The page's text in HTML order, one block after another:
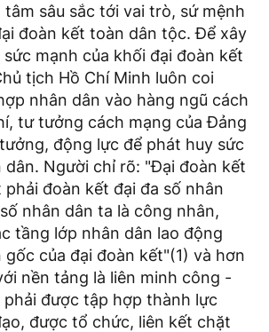
tâm sâu sắc tới vai trò, sứ mệnh
đoàn kết toàn dân tộc. Để xây
mạnh của khối đại đoàn kết
tịch Hồ Chí Minh luôn coi
nhân dân vào hàng ngũ cách
tư tưởng cách mạng của Đảng
động lực để phát huy sức
dân. Người chỉ rõ: "Đại đoàn kết
đoàn kết đại đa số nhân
nhân dân ta là công nhân,
tầng lớp nhân dân lao động
của đại đoàn kết"(1) và hơn
nền tảng là liên minh công -
được tập hợp thành lực
được tổ chức, liên kết chặt